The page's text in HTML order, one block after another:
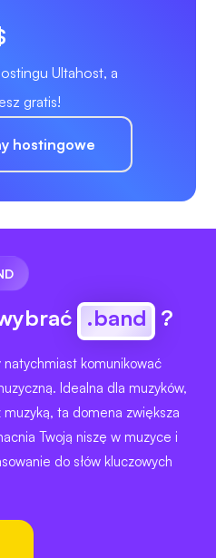
Ultahost, a
gratis!
hostingowe
.band ?
komunikować
Idealna dla muzyków,
muzyką, ta domena zwiększa
Twoją niszę w muzyce i
do słów kluczowych